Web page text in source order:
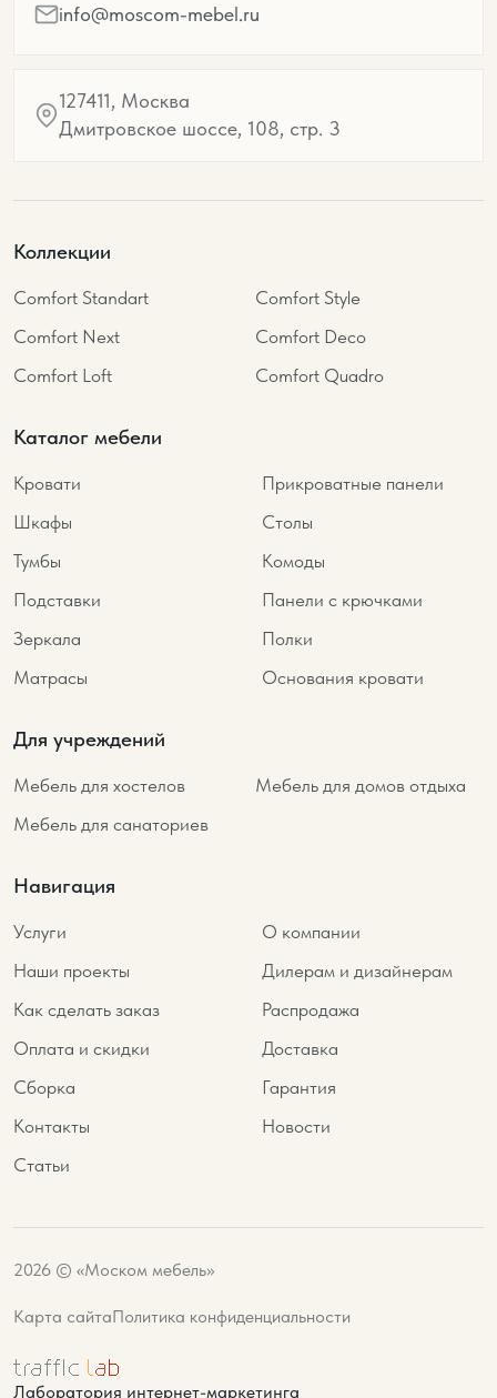
info@moscom-mebel.ru
127411, Москва
Дмитровское шоссе, 108, стр. 3
Коллекции
Comfort Standart
Comfort Style
Comfort Next
Comfort Deco
Comfort Loft
Comfort Quadro
Каталог мебели
Кровати
Прикроватные панели
Шкафы
Столы
Тумбы
Комоды
Подставки
Панели с крючками
Зеркала
Полки
Матрасы
Основания кровати
Для учреждений
Мебель для хостелов
Мебель для домов отдыха
Мебель для санаториев
Навигация
Услуги
О компании
Наши проекты
Дилерам и дизайнерам
Как сделать заказ
Распродажа
Оплата и скидки
Доставка
Сборка
Гарантия
Контакты
Новости
Статьи
2026 © «Моском мебель»
Карта сайтаПолитика конфиденциальности
Лаборатория интернет-маркетинга